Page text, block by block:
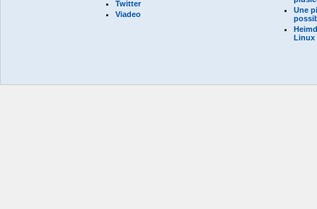
Twitter
Viadeo
Une
Linux